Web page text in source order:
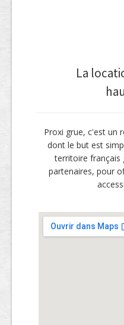
La
Proxi grue, c'est un
dont le but est
territoire français
partenaires, pour